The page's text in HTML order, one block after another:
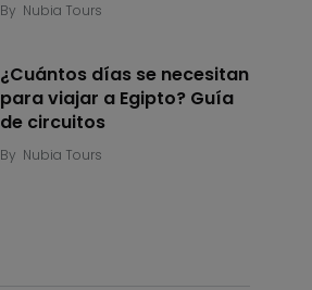
By Nubia Tours
¿Cuántos días se necesitan
para viajar a Egipto? Guía
de circuitos
By Nubia Tours